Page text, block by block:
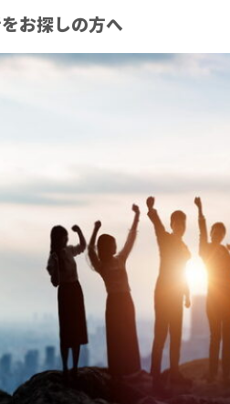
お探しの方へ